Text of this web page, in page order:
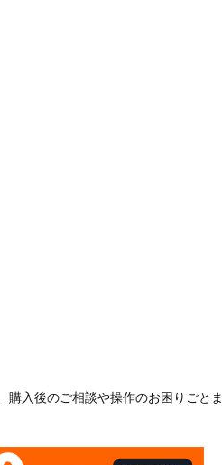
購入後のご相談や操作のお困りごと